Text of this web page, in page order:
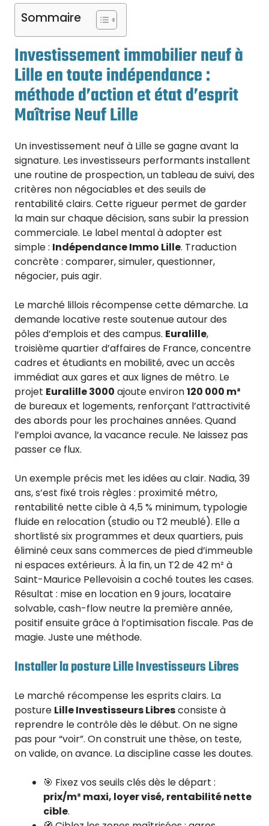
Sommaire
Investissement immobilier neuf à
Lille en toute indépendance :
méthode d’action et état d’esprit
Maîtrise Neuf Lille
Un investissement neuf à Lille se gagne avant la
signature. Les investisseurs performants installent
une routine de prospection, un tableau de suivi, des
critères non négociables et des seuils de
rentabilité clairs. Cette rigueur permet de garder
la main sur chaque décision, sans subir la pression
commerciale. Le label mental à adopter est
simple : Indépendance Immo Lille. Traduction
concrète : comparer, simuler, questionner,
négocier, puis agir.
Le marché lillois récompense cette démarche. La
demande locative reste soutenue autour des
pôles d’emplois et des campus. Euralille,
troisième quartier d’affaires de France, concentre
cadres et étudiants en mobilité, avec un accès
immédiat aux gares et aux lignes de métro. Le
projet Euralille 3000 ajoute environ120 000 m²
de bureaux et logements, renforçant l’attractivité
des abords pour les prochaines années. Quand
l’emploi avance, la vacance recule. Ne laissez pas
passer ce flux.
Un exemple précis met les idées au clair. Nadia, 39
ans, s’est fixé trois règles : proximité métro,
rentabilité nette cible à 4,5 % minimum, typologie
fluide en relocation (studio ou T2 meublé). Elle a
shortlisté six programmes et deux quartiers, puis
éliminé ceux sans commerces de pied d’immeuble
ni espaces extérieurs. À la fin, un T2 de 42 m² à
Saint-Maurice Pellevoisin a coché toutes les cases.
Résultat : mise en location en 9 jours, locataire
solvable, cash-flow neutre la première année,
positif ensuite grâce à l’optimisation fiscale. Pas de
magie. Juste une méthode.
Installer la posture Lille Investisseurs Libres
Le marché récompense les esprits clairs. La
posture Lille Investisseurs Libresconsiste à
reprendre le contrôle dès le début. On ne signe
pas pour “voir”. On construit une thèse, on teste,
on valide, on avance. La discipline casse les doutes.
🎯 Fixez vos seuils clés dès le départ :
prix/m² maxi, loyer visé, rentabilité nette
cible.